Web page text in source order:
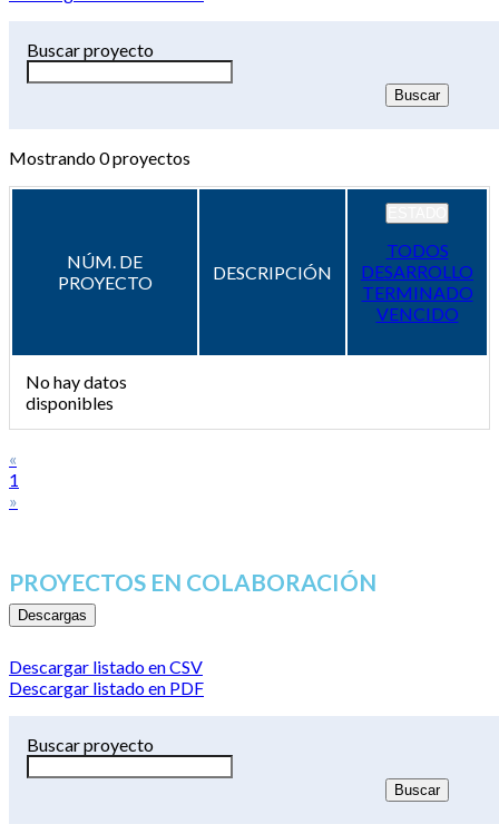
Buscar proyecto
Mostrando0proyectos
NÚM. DE
PROYECTO
DESCRIPCIÓN
TODOS
DESARROLLO
TERMINADO
VENCIDO
No hay datos
disponibles
«
1
»
PROYECTOS EN COLABORACIÓN
Descargas
Descargar listado en CSV
Descargar listado en PDF
Buscar proyecto